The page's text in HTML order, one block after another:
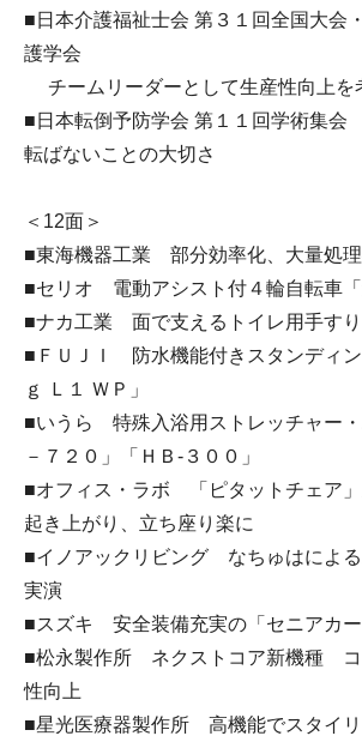
■日本介護福祉士会 第３１回全国大会
護学会
チームリーダーとして生産性向上を
■日本転倒予防学会 第１１回学術集
転ばないことの大切さ
＜12面＞
■東海機器工業 部分効率化、大量処
■セリオ 電動アシスト付４輪自転車「
■ナカ工業 面で支えるトイレ用手すり
■ＦＵＪＩ 防水機能付きスタンディン
ｇ Ｌ１ ＷＰ」
■いうら 特殊入浴用ストレッチャー・
－７２０」「ＨＢ-３００」
■オフィス・ラボ 「ピタットチェア
起き上がり、立ち座り楽に
■イノアックリビング なちゅはによ
実演
■スズキ 安全装備充実の「セニアカー
■松永製作所 ネクストコア新機種 コ
性向上
■星光医療器製作所 高機能でスタイリ